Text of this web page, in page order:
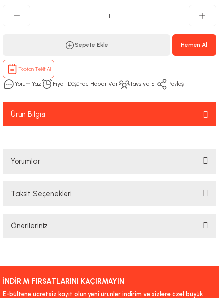
Sepete Ekle Hemen Al
Toptan Teklif Al
Yorum Yaz Fiyatı Düşünce Haber Ver Tavsiye Et Paylaş
Ürün Bilgisi
Yorumlar
Taksit Seçenekleri
Önerileriniz
yetersiz gördüğünüz noktaları öneri formunu kullanarak tarafımıza
iletebilirsiniz.
Görüş ve önerileriniz için teşekkür ederiz.
İNDİRİM FIRSATLARINI KAÇIRMAYIN
E-bültene ücretsiz kayıt olun yeni ürünler indirim ve sizlere özel büyük